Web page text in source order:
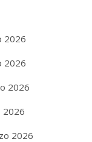
2026
2026
2026
2026
2026